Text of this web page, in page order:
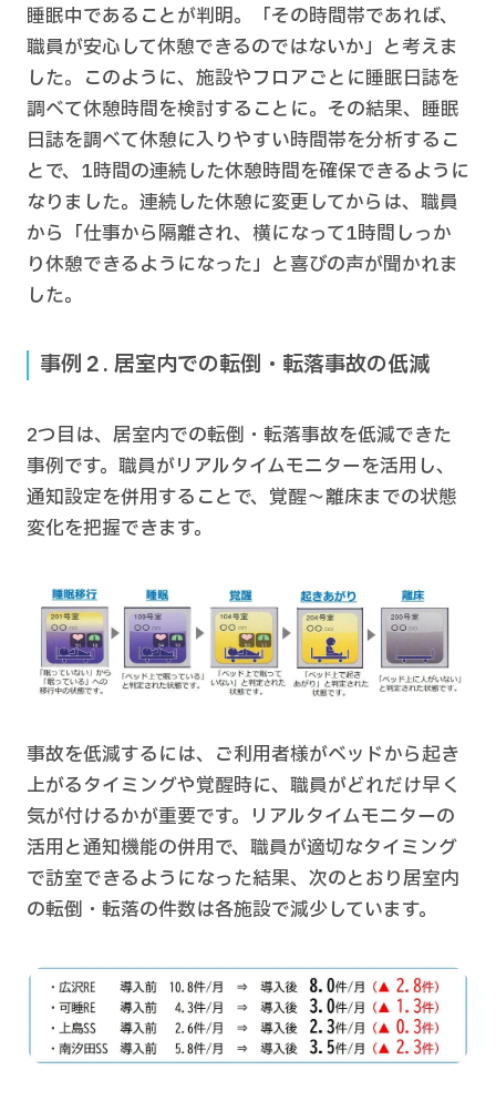
睡眠中であることが判明。「その時間帯であれば、
職員が安心して休憩できるのではないか」と考えま
した。このように、施設やフロアごとに睡眠日誌を
調べて休憩時間を検討することに。その結果、睡眠
日誌を調べて休憩に入りやすい時間帯を分析するこ
とで、1時間の連続した休憩時間を確保できるように
なりました。連続した休憩に変更してからは、職員
から「仕事から隔離され、横になって1時間しっか
り休憩できるようになった」と喜びの声が聞かれま
した。
事例２. 居室内での転倒・転落事故の低減
2つ目は、居室内での転倒・転落事故を低減できた
事例です。職員がリアルタイムモニターを活用し、
通知設定を併用することで、覚醒〜離床までの状態
変化を把握できます。
事故を低減するには、ご利用者様がベッドから起き
上がるタイミングや覚醒時に、職員がどれだけ早く
気が付けるかが重要です。リアルタイムモニターの
活用と通知機能の併用で、職員が適切なタイミング
で訪室できるようになった結果、次のとおり居室内
の転倒・転落の件数は各施設で減少しています。